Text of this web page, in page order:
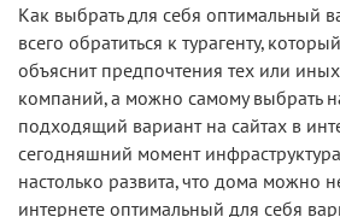
Как выбрать для себя оптимальный
всего обратиться к турагенту,
объяснит предпочтения тех или
компаний, а можно самому выбрать
подходящий вариант на сайтах в
сегодняшний момент
настолько развита, что дома можно
интернете оптимальный для себя